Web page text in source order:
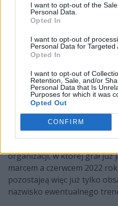
I want to opt-out of the
Personal Data.
Opted In
I want to opt-out of
Personal Data for Targeted
Opted In
I want to opt-out of
Retention, Sale, and/or
Personal Data that Is
Purposes for which it was
Opted Out
CONFIRM
ieszę się, że
przygodę. Naprzód, kurwa!–
Keoz wmediach
nowy nabytek brytyjskiej
awansu na PGL Major
całkowity reset. W kolejnych
znanej wcześniej jako Into
dwaj Kosowanie znani z
"sinnopsyy" Budeci oraz
Poza nimi angaż w zespole
organizacji, w której grał już
marcem a czerwcem 2022
pozostajeą więc już tylko
nazwisko ewentualnego